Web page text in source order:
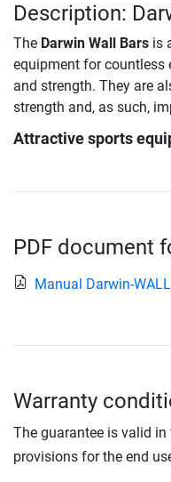
Description:
The Darwin Wall Bars is
equipment for countless
and strength. They are
strength and, as such,
Attractive sports
PDF document
Manual Darwin-
Warranty
The guarantee is valid
provisions for the end